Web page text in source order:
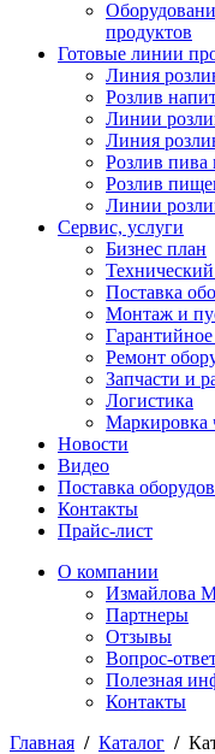
продуктов
Готовые линии
Линия
Розлив
Линии
Линия
Розлив пива
Розлив
Линии
Сервис, услуги
Бизнес план
Технический
Поставка
Монтаж и
Ремонт
Запчасти и
Логистика
Маркировка
Новости
Видео
Поставка
Контакты
Прайс-лист
О компании
Измайлова
Партнеры
Отзывы
Вопрос-
Полезная
Контакты
Главная / Каталог /